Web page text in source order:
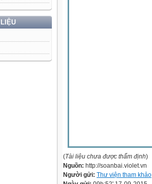
(Tài liệu chưa được thẩm định)
Nguồn: http://soanbai.violet.vn
Người gửi: Thư viện tham khảo